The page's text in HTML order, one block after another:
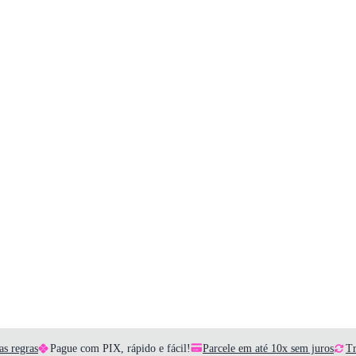
regras Pague com PIX, rápido e fácil! Parcele em até 10x sem juros